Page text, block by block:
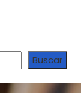
Buscar